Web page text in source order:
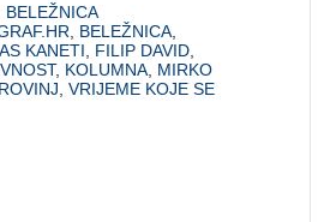
BELEŽNICA
BELEŽNICA
KANETI FILIP DAVID
, KOLUMNA MIRKO
ROVINJ ,VRIJEME KOJE SE